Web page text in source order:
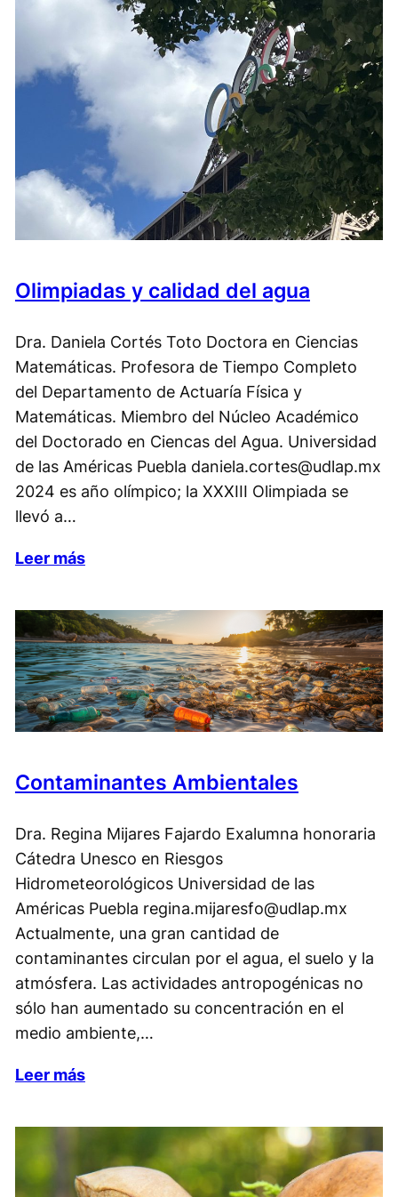
Olimpiadas y calidad del agua
Dra. Daniela Cortés Toto Doctora en Ciencias
Matemáticas. Profesora de Tiempo Completo
del Departamento de Actuaría Física y
Matemáticas. Miembro del Núcleo Académico
del Doctorado en Ciencas del Agua. Universidad
de las Américas Puebla daniela.cortes@udlap.mx
2024 es año olímpico; la XXXIII Olimpiada se
llevó a…
Leer más
Contaminantes Ambientales
Dra. Regina Mijares Fajardo Exalumna honoraria
Cátedra Unesco en Riesgos
Hidrometeorológicos Universidad de las
Américas Puebla regina.mijaresfo@udlap.mx
Actualmente, una gran cantidad de
contaminantes circulan por el agua, el suelo y la
atmósfera. Las actividades antropogénicas no
sólo han aumentado su concentración en el
medio ambiente,…
Leer más